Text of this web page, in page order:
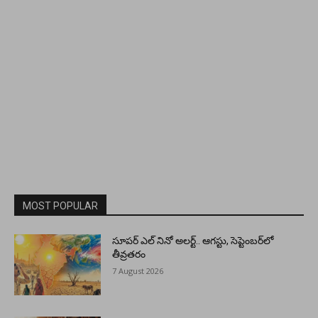
MOST POPULAR
సూపర్ ఎల్ నినో అలర్ట్.. ఆగస్టు, సెప్టెంబర్‌లో
తీవ్రతరం
7 August 2026